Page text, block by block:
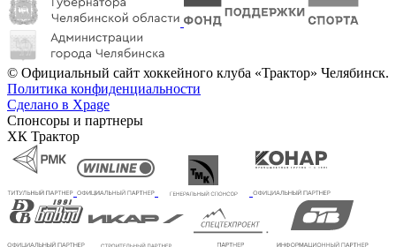
© Официальный сайт хоккейного клуба «Трактор» Челябинск.
Политика конфиденциальности
Сделано в Xpage
Спонсоры и партнеры
ХК Трактор